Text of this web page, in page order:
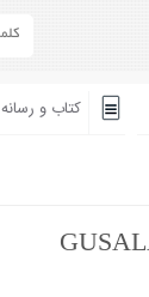
کتاب و رسانه